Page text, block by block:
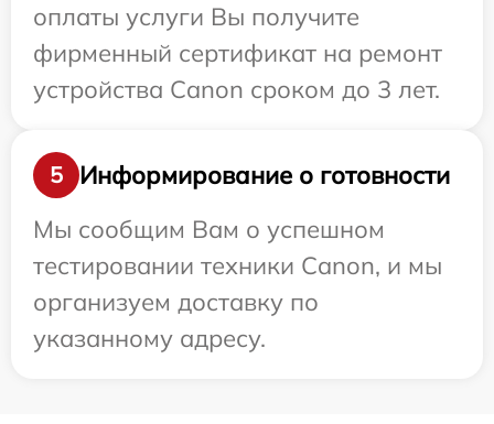
оплаты услуги Вы получите
фирменный сертификат на ремонт
устройства Canon сроком до 3 лет.
5
Информирование о готовности
Мы сообщим Вам о успешном
тестировании техники Canon, и мы
организуем доставку по
указанному адресу.